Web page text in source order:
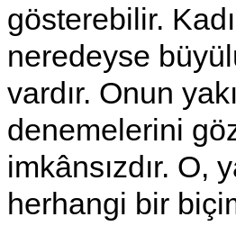
gösterebilir.
neredeyse
vardır. Onun
denemelerini
imkânsızdır. O,
herhangi bir